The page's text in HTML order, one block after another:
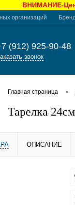
ВНИМАНИЕ-
организаций
(912) 925-90-48
звонок
Главная страница •
Тарелка
ОПИСАНИЕ